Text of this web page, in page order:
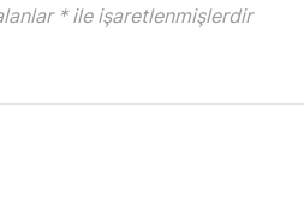
*ile işaretlenmişlerdir